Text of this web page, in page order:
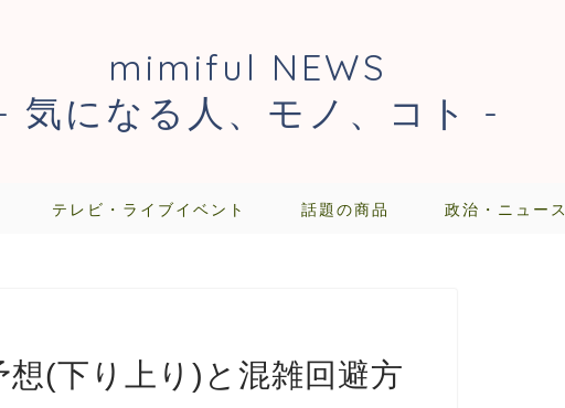
mimiful NEWS
気になる人、モノ、コト -
テレビ・ライブイベント 話題の商品 政治・ニュース
(下り上り)と混雑回避方